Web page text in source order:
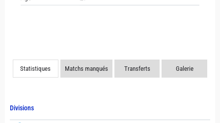
Divisions
Statistiques Matchs manqués Transferts Galerie